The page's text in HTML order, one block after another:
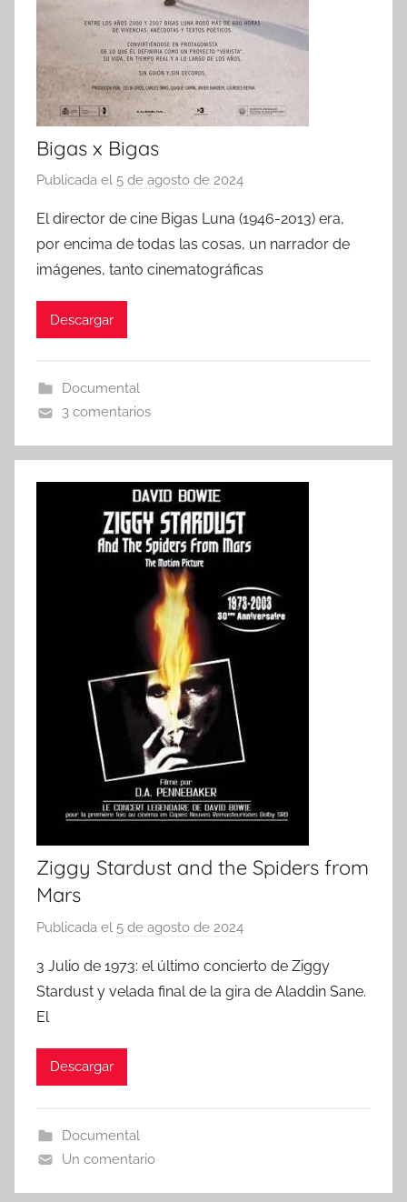
Bigas x Bigas
Publicada el 5 de agosto de 2024
r
El director de cine Bigas Luna (1946-2013) era,
por encima de todas las cosas, un narrador de
imágenes, tanto cinematográficas
Descargar
Documental
3 comentarios
Ziggy Stardust and the Spiders from
Mars
Publicada el 5 de agosto de 2024
r
3 Julio de 1973: el último concierto de Ziggy
Stardust y velada final de la gira de Aladdin Sane.
El
Descargar
Documental
Un comentario